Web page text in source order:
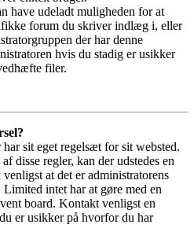
have udeladt muligheden for at
forum du skriver indlæg i, eller
der har denne
hvis du stadig er usikker
filer.
sit eget regelsæt for sit websted.
disse regler, kan der udstedes en
at det er administratorens
intet har at gøre med en
board. Kontakt venligst en
er usikker på hvorfor du har